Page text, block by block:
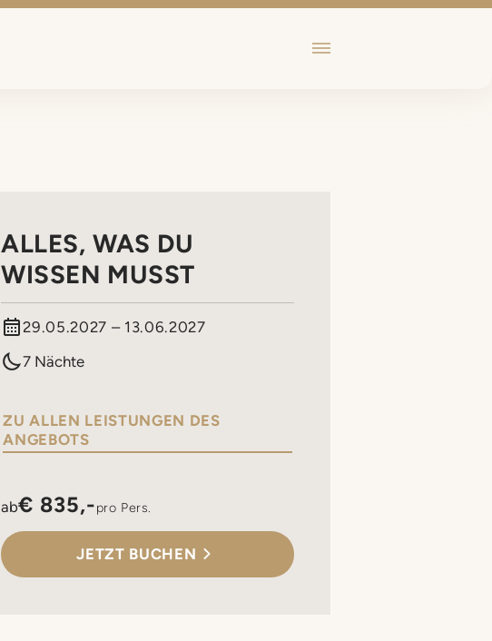
ALLES, WAS DU
WISSEN MUSST
29.05.2027 – 13.06.2027
7 Nächte
ZU ALLEN LEISTUNGEN DES
ANGEBOTS
pro Pers.
ab€ 835,-
JETZT BUCHEN